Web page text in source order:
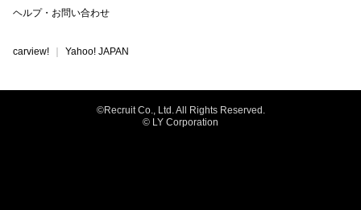
ヘルプ・お問い合わせ
carview! Yahoo! JAPAN
©Recruit Co., Ltd. All Rights Reserved.
© LY Corporation